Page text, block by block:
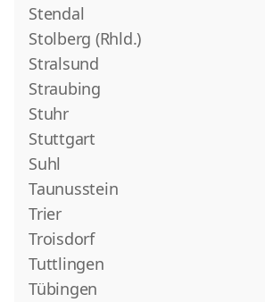
Stendal
Stolberg (Rhld.)
Stralsund
Straubing
Stuhr
Stuttgart
Suhl
Taunusstein
Trier
Troisdorf
Tuttlingen
Tübingen